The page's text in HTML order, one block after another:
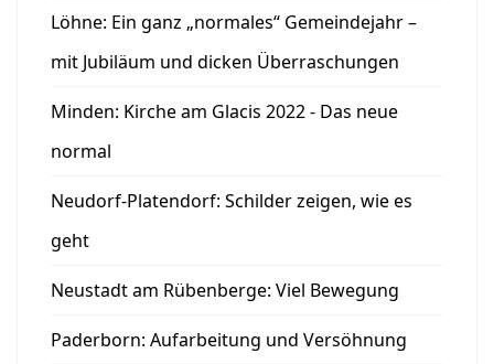
Löhne: Ein ganz „normales“ Gemeindejahr –
mit Jubiläum und dicken Überraschungen
Minden: Kirche am Glacis 2022 - Das neue
normal
Neudorf-Platendorf: Schilder zeigen, wie es
geht
Neustadt am Rübenberge: Viel Bewegung
Paderborn: Aufarbeitung und Versöhnung